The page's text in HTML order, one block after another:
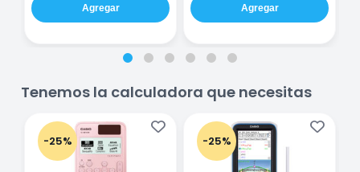
Agregar Agregar
Tenemos la calculadora que necesitas
-25% -25%